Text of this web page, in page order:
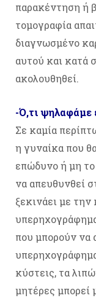
παρακέντηση ή
τομογραφία
διαγνωσμένο
αυτού και κατά
ακολουθηθεί.
-Ό,τι ψηλαφάμε
Σε καμία
η γυναίκα που
επώδυνο ή μη
να απευθυνθεί
ξεκινάει με την
που μπορούν να
κύστεις, τα
μητέρες